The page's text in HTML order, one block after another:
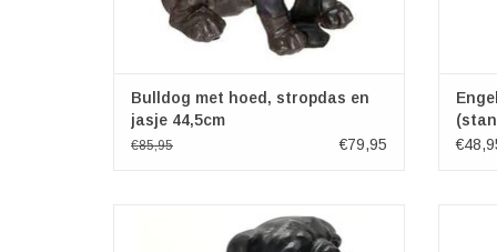
Bulldog met hoed, stropdas en
jasje 44,5cm
€85,95 €79,95
Bulldog beeldje in Retro stijl. Zeer
gedetailleerd, met veel expressie. Deze
en